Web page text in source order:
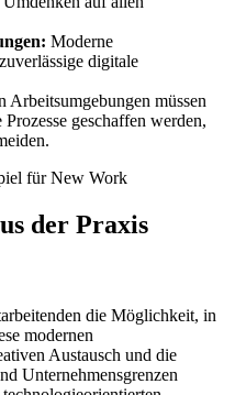
Moderne
digitale
Arbeitsumgebungen müssen
geschaffen werden,
der Praxis
die Möglichkeit, in
modernen
Austausch und die
Unternehmensgrenzen